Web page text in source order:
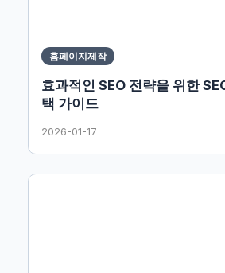
홈페이지제작
효과적인 SEO 전략을 위한
택 가이드
2026-01-17